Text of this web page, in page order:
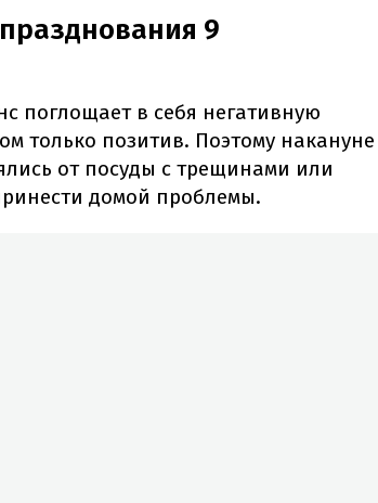
9
поглощает в себя негативную
только позитив. Поэтому накануне
от посуды с трещинами или
домой проблемы.